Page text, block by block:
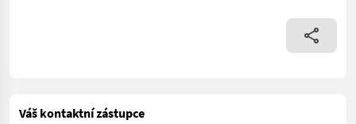
Váš kontaktní zástupce